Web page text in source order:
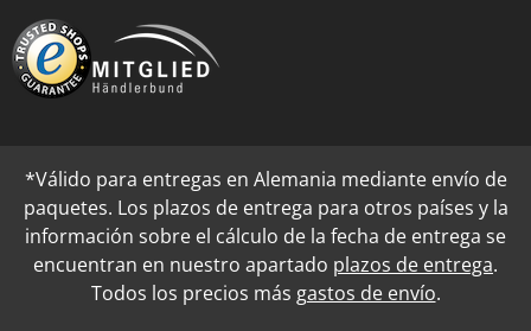
*Válido para entregas en Alemania mediante envío de
paquetes. Los plazos de entrega para otros países y la
información sobre el cálculo de la fecha de entrega se
encuentran en nuestro apartado plazos de entrega.
Todos los precios más gastos de envío.